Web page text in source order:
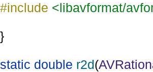
#include <libavformat/
}
static double r2d(